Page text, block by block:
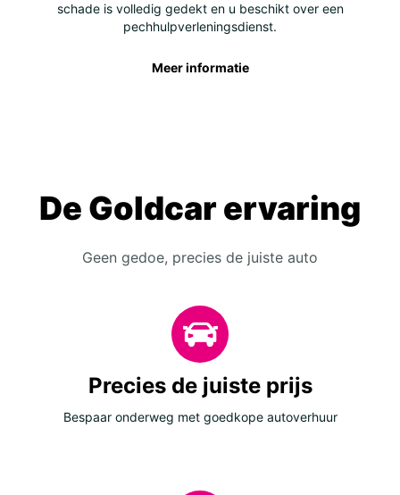
schade is volledig gedekt en u beschikt over een
pechhulpverleningsdienst.
Meer informatie
De Goldcar ervaring
Geen gedoe, precies de juiste auto
Precies de juiste prijs
Bespaar onderweg met goedkope autoverhuur